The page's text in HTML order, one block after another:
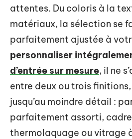
attentes. Du coloris à la
matériaux, la sélection se
parfaitement ajustée à
personnaliser
d’entrée sur mesure, il ne
entre deux ou trois finitions,
jusqu’au moindre détail :
parfaitement assorti,
thermolaquage ou vitrage